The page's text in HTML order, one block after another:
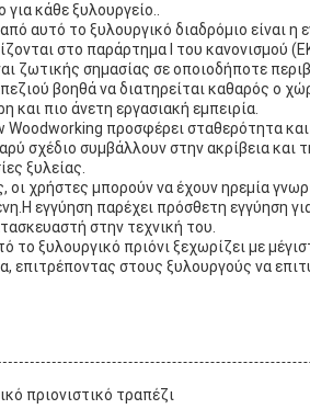
κάθε ξυλουργείο..
αυτό το ξυλουργικό διαδρόμιο είναι η
στο παράρτημα I του κανονισμού
ζωτικής σημασίας σε οποιοδήποτε
βοηθά να διατηρείται καθαρός ο
και πιο άνετη εργασιακή εμπειρία.
προσφέρει σταθερότητα
σχέδιο συμβάλλουν στην ακρίβεια και
ξυλείας.
οι χρήστες μπορούν να έχουν ηρεμία
εγγύηση παρέχει πρόσθετη εγγύηση
στην τεχνική του.
το ξυλουργικό πριόνι ξεχωρίζει με
επιτρέποντας στους ξυλουργούς να
πριονιστικό τραπέζι